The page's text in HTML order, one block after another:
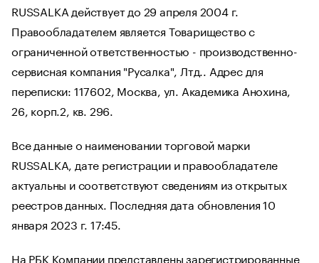
RUSSALKA действует до 29 апреля 2004 г.
Правообладателем является Товарищество с
ограниченной ответственностью - производственно-
сервисная компания "Русалка", Лтд.. Адрес для
переписки: 117602, Москва, ул. Академика Анохина,
26, корп.2, кв. 296.
Все данные о наименовании торговой марки
RUSSALKA, дате регистрации и правообладателе
актуальны и соответствуют сведениям из открытых
реестров данных. Последняя дата обновления 10
января 2023 г. 17:45.
На РБК Компании представлены зарегистрированные